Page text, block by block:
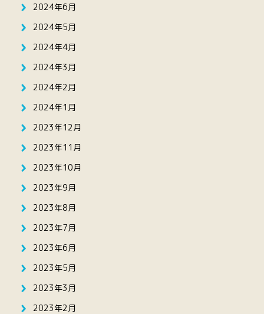
2024年6月
2024年5月
2024年4月
2024年3月
2024年2月
2024年1月
2023年12月
2023年11月
2023年10月
2023年9月
2023年8月
2023年7月
2023年6月
2023年5月
2023年3月
2023年2月